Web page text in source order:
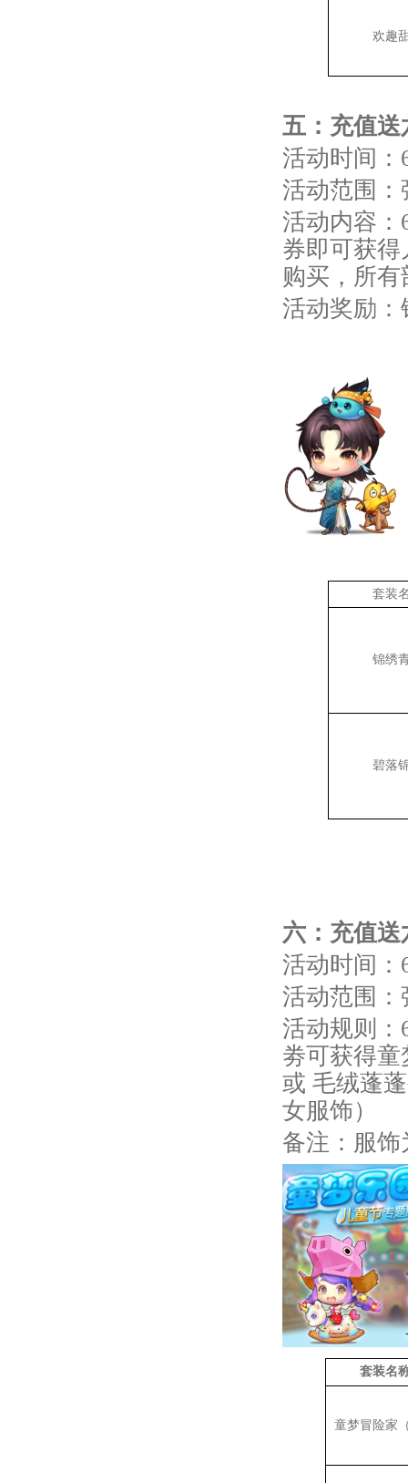
欢趣
五 ：充值送
活动时间：
活动范围
活动内容：
券即可获
购买，所
活动奖励
套装
锦绣
碧落
六： 充值送
活动时间：
活动范围
活动规则：
劵可获得
或 毛绒蓬
女服饰）
备注：服
套装名
童梦冒险家